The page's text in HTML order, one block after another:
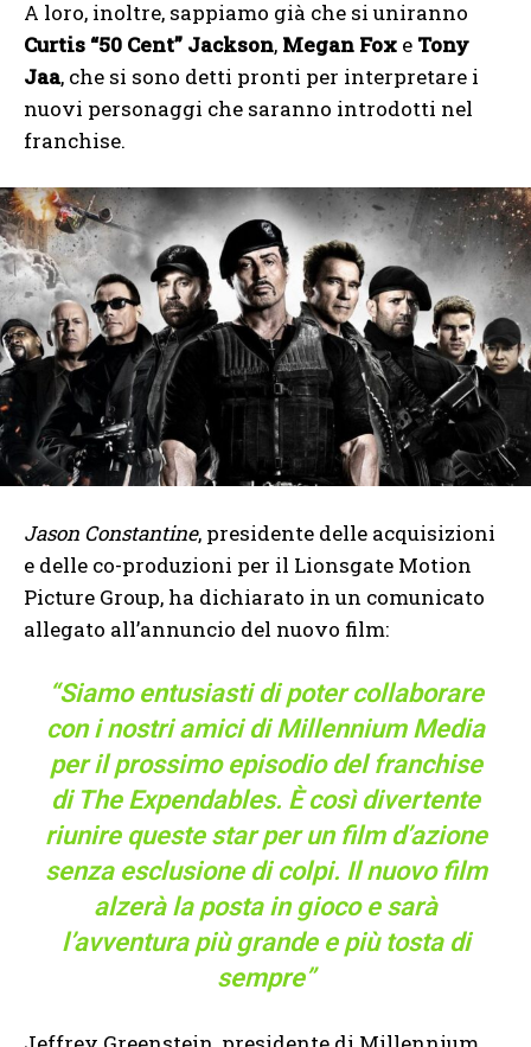
A loro, inoltre, sappiamo già che si uniranno
Curtis “50 Cent” Jackson, Megan Fox e Tony
Jaa, che si sono detti pronti per interpretare i
nuovi personaggi che saranno introdotti nel
franchise.
Jason Constantine, presidente delle acquisizioni
e delle co-produzioni per il Lionsgate Motion
Picture Group, ha dichiarato in un comunicato
allegato all’annuncio del nuovo film:
“Siamo entusiasti di poter collaborare
con i nostri amici di Millennium Media
per il prossimo episodio del franchise
di The Expendables. È così divertente
riunire queste star per un film d’azione
senza esclusione di colpi. Il nuovo film
alzerà la posta in gioco e sarà
l’avventura più grande e più tosta di
sempre”